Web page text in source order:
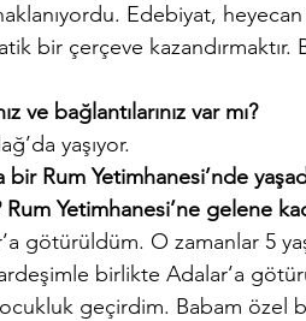
Edebiyat,
bir çerçeve kazandırmaktır.
ve bağlantılarınız var mı?
yaşıyor.
bir Rum Yetimhanesi’nde
Yetimhanesi’ne gelene
götürüldüm. O zamanlar 5
birlikte Adalar’a
geçirdim. Babam özel